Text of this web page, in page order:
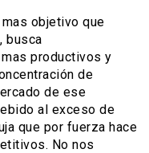
objetivo que
busca
productivos y
de
de ese
al exceso de
que por fuerza hace
No nos